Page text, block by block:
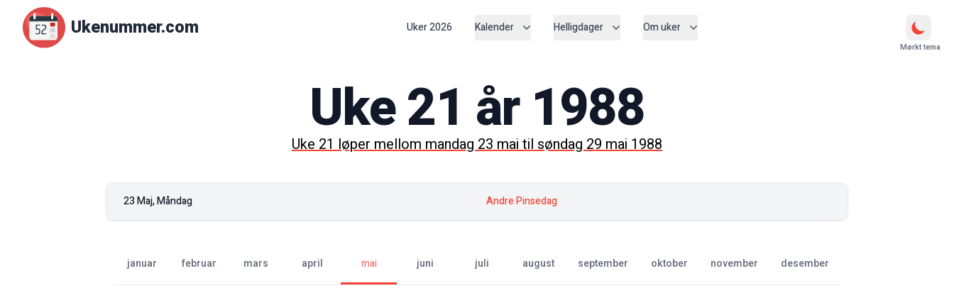
Ukenummer.com Uker2026 Kalender Helligdager Om uker
Mørkt tema
Uke21 år 1988
Uke21løper mellommandag 23 maitilsøndag 29 mai 1988
23 Maj, Måndag Andre Pinsedag
januar februar mars april mai juni juli august september oktober november desember